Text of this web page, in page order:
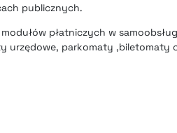
publicznych.
płatniczych w
urzędowe, parkomaty ,biletomaty